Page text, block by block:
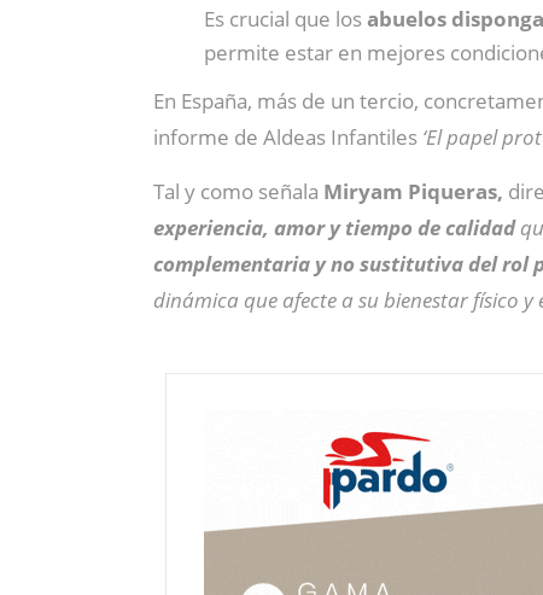
Es crucial que losabuelos
permite estar en mejores
En España, más de un tercio,
informe de Aldeas Infantiles ‘El papel
Tal y como señala Miryam Piqueras,
experiencia, amor y tiempo de calidad
complementaria y no sustitutiva del rol
dinámica que afecte a su bienestar físico y